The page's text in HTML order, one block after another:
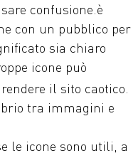
confusione.è
con un pubblico per
sia chiaro
icone può
il sito caotico.
tra immagini e
le icone sono utili, a